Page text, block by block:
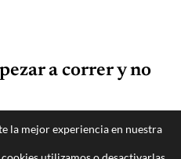
a correr y no
la mejor experiencia en nuestra